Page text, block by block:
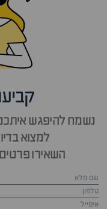
נשמח להיפגש
למצוא
השאירו